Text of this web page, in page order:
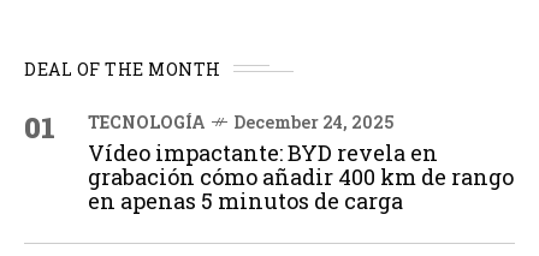
DEAL OF THE MONTH
01 TECNOLOGÍA December 24, 2025
Vídeo impactante: BYD revela en
grabación cómo añadir 400 km de rango
en apenas 5 minutos de carga